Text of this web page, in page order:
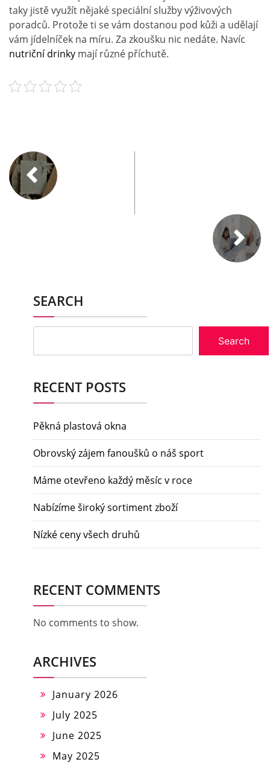
taky jistě využít nějaké speciální služby výživových
poradců. Protože ti se vám dostanou pod kůži a udělají
vám jídelníček na míru. Za zkoušku nic nedáte. Navíc
nutriční drinky mají různé příchutě.
SEARCH
Search
RECENT POSTS
Pěkná plastová okna
Obrovský zájem fanoušků o náš sport
Máme otevřeno každý měsíc v roce
Nabízíme široký sortiment zboží
Nízké ceny všech druhů
RECENT COMMENTS
No comments to show.
ARCHIVES
January 2026
July 2025
June 2025
May 2025